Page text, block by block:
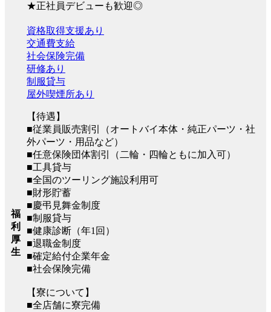
★正社員デビューも歓迎◎
福
利
厚
生
資格取得支援あり
交通費支給
社会保険完備
研修あり
制服貸与
屋外喫煙所あり
【待遇】
■従業員販売割引（オートバイ本体・純正パーツ・社
外パーツ・用品など）
■任意保険団体割引（二輪・四輪ともに加入可）
■工具貸与
■全国のツーリング施設利用可
■財形貯蓄
■慶弔見舞金制度
■制服貸与
■健康診断（年1回）
■退職金制度
■確定給付企業年金
■社会保険完備
【寮について】
■全店舗に寮完備